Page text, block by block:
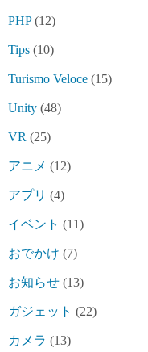
PHP(12)
Tips (10)
Turismo Veloce (15)
Unity (48)
VR (25)
アニメ (12)
アプリ (4)
イベント (11)
おでかけ (7)
お知らせ (13)
ガジェット (22)
カメラ (13)